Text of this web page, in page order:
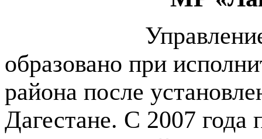
образовано при
района после
Дагестане. С 2007 года